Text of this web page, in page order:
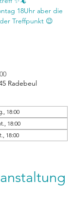
18Uhr aber die
Radebeul
18:00
18:00
18:00